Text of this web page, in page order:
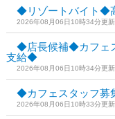
◆リゾートバイト◆
2026年08月06日10時34分更新
◆店長候補◆カフェ
支給◆
2026年08月06日10時34分更新
◆カフェスタッフ
2026年08月06日10時33分更新